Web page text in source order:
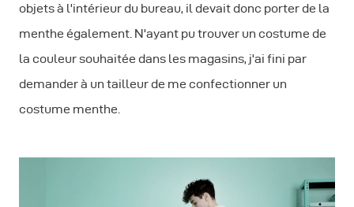
objets à l'intérieur du bureau, il devait donc porter de la
menthe également. N'ayant pu trouver un costume de
la couleur souhaitée dans les magasins, j'ai fini par
demander à un tailleur de me confectionner un
costume menthe.